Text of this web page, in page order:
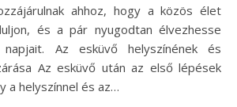
ahhoz, hogy a közös élet
és a pár nyugodtan élvezhesse
napjait. Az esküvő helyszínének és
Az esküvő után az első lépések
a helyszínnel és az…